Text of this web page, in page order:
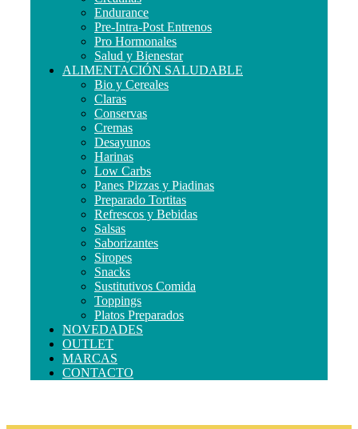
Endurance
Pre-Intra-Post Entrenos
Pro Hormonales
Salud y Bienestar
ALIMENTACIÓN SALUDABLE
Bio y Cereales
Claras
Conservas
Cremas
Desayunos
Harinas
Low Carbs
Panes Pizzas y Piadinas
Preparado Tortitas
Refrescos y Bebidas
Salsas
Saborizantes
Siropes
Snacks
Sustitutivos Comida
Toppings
Platos Preparados
NOVEDADES
OUTLET
MARCAS
CONTACTO